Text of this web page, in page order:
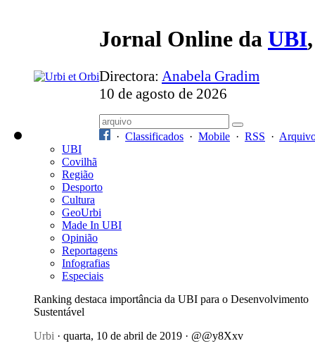
Jornal Online da UBI
Directora: Anabela Gradim
10 de agosto de 2026
· Classificados · Mobile · RSS ·
UBI
Covilhã
Região
Desporto
Cultura
GeoUrbi
Made In UBI
Opinião
Reportagens
Infografias
Especiais
Ranking destaca importância da UBI para o Desenvolvimento
Sustentável
Urbi · quarta, 10 de abril de 2019 · @@y8Xxv